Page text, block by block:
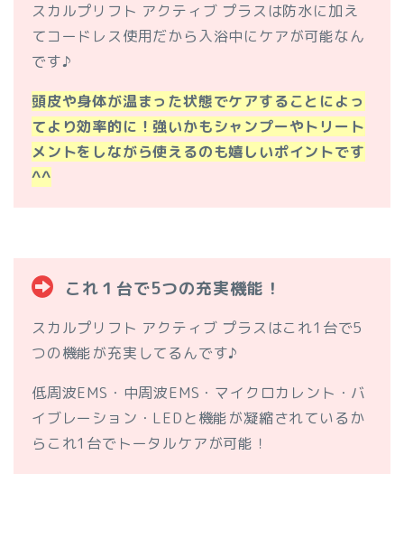
スカルプリフト アクティブ プラスは防水に加え
てコードレス使用だから入浴中にケアが可能なん
です♪
頭皮や身体が温まった状態でケアすることによっ
てより効率的に！強いかもシャンプーやトリート
メントをしながら使えるのも嬉しいポイントです
^^
これ１台で5つの充実機能！
スカルプリフト アクティブ プラスはこれ1台で5
つの機能が充実してるんです♪
低周波EMS・中周波EMS・マイクロカレント・バ
イブレーション・LEDと機能が凝縮されているか
らこれ1台でトータルケアが可能！